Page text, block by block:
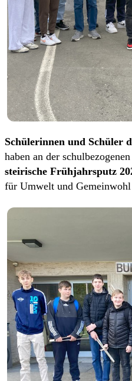
Schülerinnen und Schüler
haben an der
steirische Frühjahrsputz
für Umwelt und Gemeinwohl